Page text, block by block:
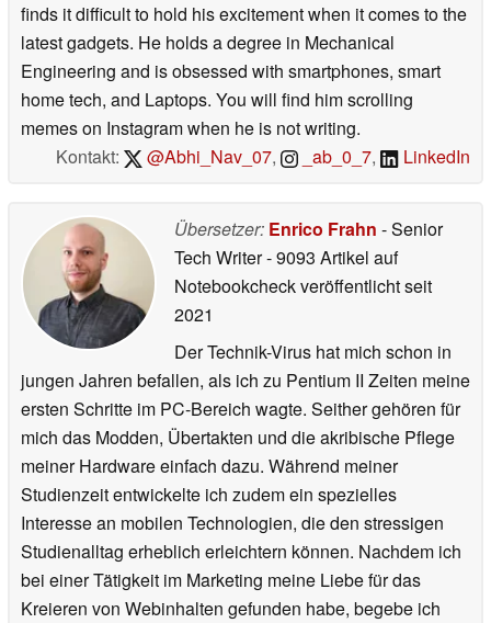
finds it difficult to hold his excitement when it comes to the
latest gadgets. He holds a degree in Mechanical
Engineering and is obsessed with smartphones, smart
home tech, and Laptops. You will find him scrolling
memes on Instagram when he is not writing.
Kontakt:
@Abhi_Nav_07, _ab_0_7, LinkedIn
Übersetzer: Enrico Frahn - Senior
Tech Writer- 9093 Artikel auf
Notebookcheck veröffentlichtseit
2021
Der Technik-Virus hat mich schon in
jungen Jahren befallen, als ich zu Pentium II Zeiten meine
ersten Schritte im PC-Bereich wagte. Seither gehören für
mich das Modden, Übertakten und die akribische Pflege
meiner Hardware einfach dazu. Während meiner
Studienzeit entwickelte ich zudem ein spezielles
Interesse an mobilen Technologien, die den stressigen
Studienalltag erheblich erleichtern können. Nachdem ich
bei einer Tätigkeit im Marketing meine Liebe für das
Kreieren von Webinhalten gefunden habe, begebe ich